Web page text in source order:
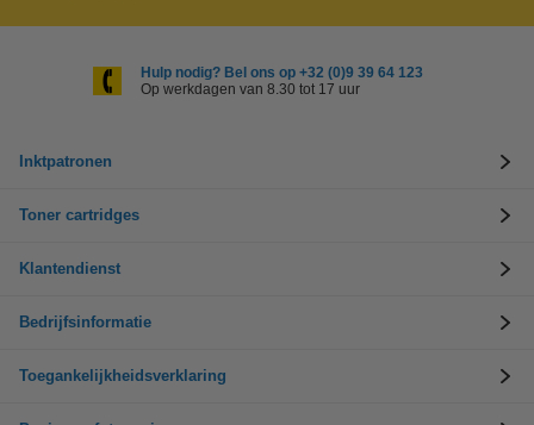
Hulp nodig? Bel ons op +32 (0)9 39 64 123
Op werkdagen van 8.30 tot 17 uur
Inktpatronen
Toner cartridges
Klantendienst
Bedrijfsinformatie
Toegankelijkheidsverklaring